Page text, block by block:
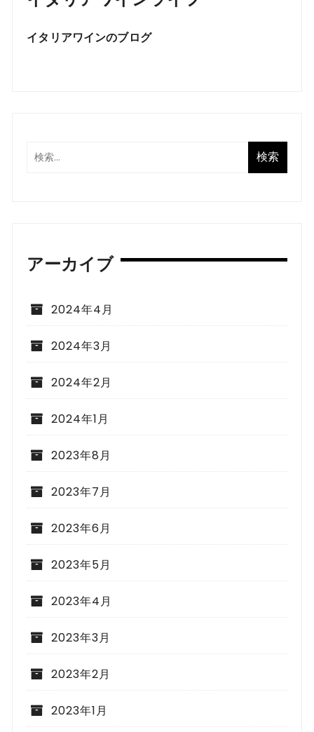
イタリアワインのブログ
アーカイブ
2024年4月
2024年3月
2024年2月
2024年1月
2023年8月
2023年7月
2023年6月
2023年5月
2023年4月
2023年3月
2023年2月
2023年1月